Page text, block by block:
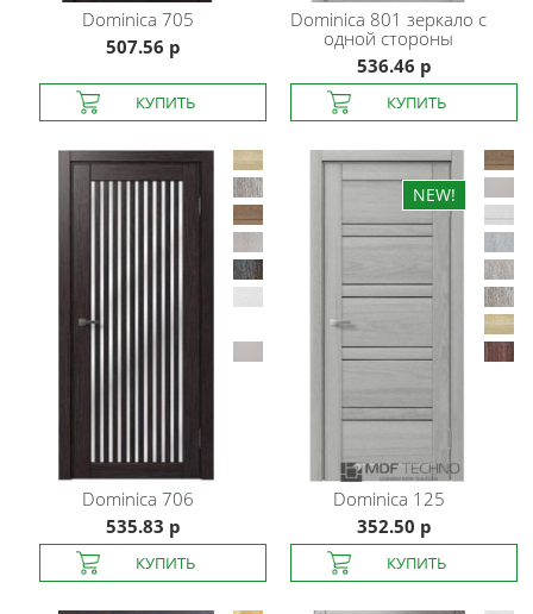
Dominica 705
507.56 р
Dominica 801 зеркало с
одной стороны
536.46 р
Dominica 706
535.83 р
Dominica 125
352.50 р